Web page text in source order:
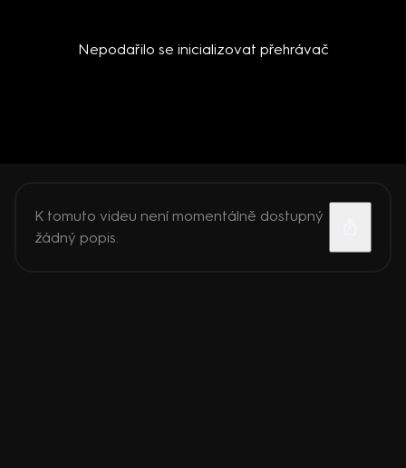
Nepodařilo se inicializovat přehrávač
K tomuto videu není momentálně dostupný
žádný popis.